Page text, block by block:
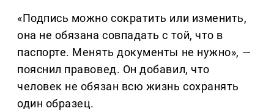
«Подпись можно сократить или изменить,
она не обязана совпадать с той, что в
паспорте. Менять документы не нужно», —
пояснил правовед. Он добавил, что
человек не обязан всю жизнь сохранять
один образец.